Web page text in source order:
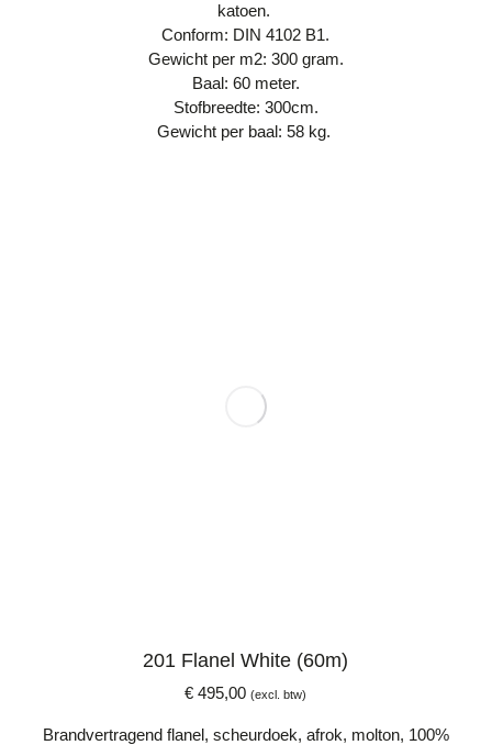
katoen.
Conform: DIN 4102 B1.
Gewicht per m2: 300 gram.
Baal: 60 meter.
Stofbreedte: 300cm.
Gewicht per baal: 58 kg.
201 Flanel White (60m)
€ 495,00 (excl. btw)
Brandvertragend flanel, scheurdoek, afrok, molton, 100%